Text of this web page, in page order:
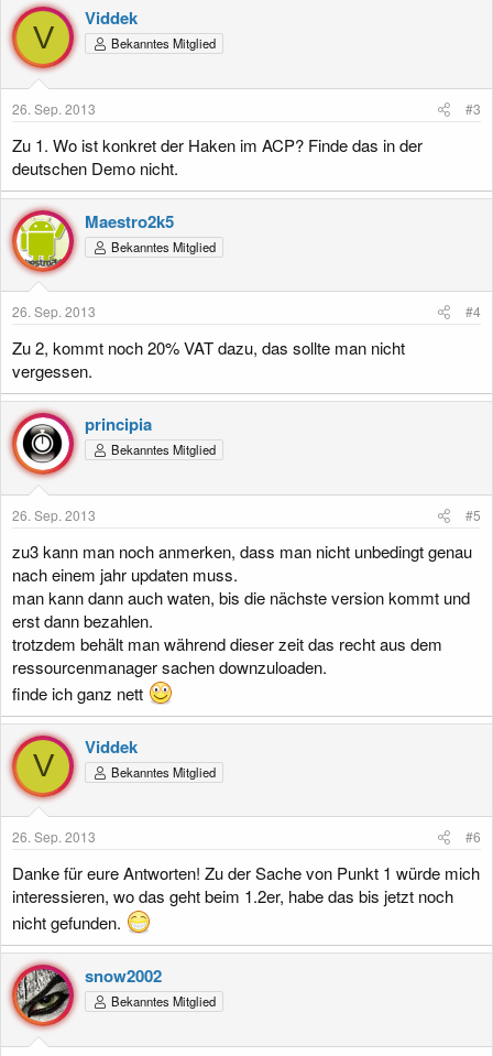
V
Viddek
Bekanntes Mitglied
26. Sep. 2013 #3
Zu 1. Wo ist konkret der Haken im ACP? Finde das in der
deutschen Demo nicht.
Maestro2k5
Bekanntes Mitglied
26. Sep. 2013 #4
Zu 2, kommt noch 20% VAT dazu, das sollte man nicht
vergessen.
principia
Bekanntes Mitglied
26. Sep. 2013 #5
zu3 kann man noch anmerken, dass man nicht unbedingt genau
nach einem jahr updaten muss.
man kann dann auch waten, bis die nächste version kommt und
erst dann bezahlen.
trotzdem behält man während dieser zeit das recht aus dem
ressourcenmanager sachen downzuloaden.
finde ich ganz nett
V
Viddek
Bekanntes Mitglied
26. Sep. 2013 #6
Danke für eure Antworten! Zu der Sache von Punkt 1 würde mich
interessieren, wo das geht beim 1.2er, habe das bis jetzt noch
nicht gefunden.
snow2002
Bekanntes Mitglied